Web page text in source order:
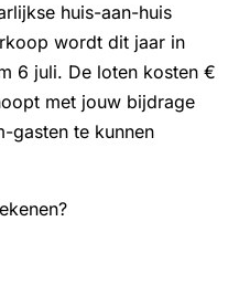
huis-aan-huis
wordt dit jaar in
6 juli. De loten kosten €
met jouw bijdrage
gasten te kunnen